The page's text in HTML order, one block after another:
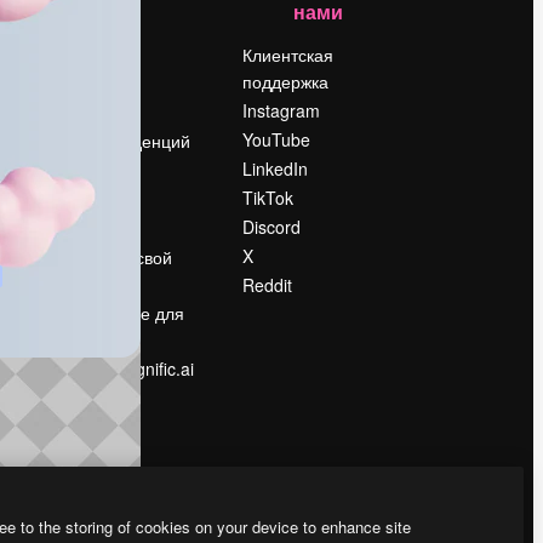
Поиск тенденций
События
Slidesgo
Продайте свой
Помещение для
Ищете magnific.ai
нами
Клиентская
поддержка
Instagram
YouTube
LinkedIn
TikTok
Discord
X
Reddit
to the storing of cookies on your device to enhance site